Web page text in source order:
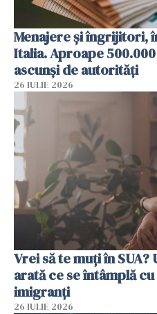
Menajere și îngrijitori,
Italia. Aproape
ascunși de autorități
26 IULIE 2026
Vrei să te muți în
arată ce se întâmplă
imigranți
26 IULIE 2026